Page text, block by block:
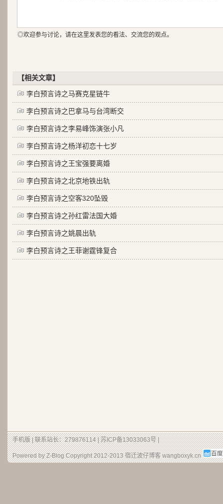
◎欢迎参与讨论，请在这里发表您的看法、交流您的观点。
【相关文章】
李白预言诗之马赛克星链牛
李白预言诗之巴拿马与台湾断交
李白预言诗之李易峰饰演张小凡
李白预言诗之杨洋初恋十七岁
李白预言诗之王宝强要离婚
李白预言诗之北京地铁出轨
李白预言诗之空客320坠毁
李白预言诗之孙红雷法国大婚
李白预言诗之姚晨出轨
李白预言诗之王菲谢霆锋复合
手机版| 联系站长：279876114 |苏ICP备13033063号|
Powered by Z-Blog Copyright 2012-2013宿迁波仔博客wangboxyk.cn